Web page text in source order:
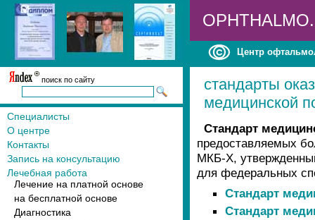
Центр
поиск по сайту
Специалисты
О центре
Контакты
Запись на консультацию
Лечебная работа
Лечение на платной основе
на бесплатной основе
Диагностика
стандарты
медицинской
Стандарт
предоставляемых
МКБ-X,
для федеральных
Стандарт
Стандарт